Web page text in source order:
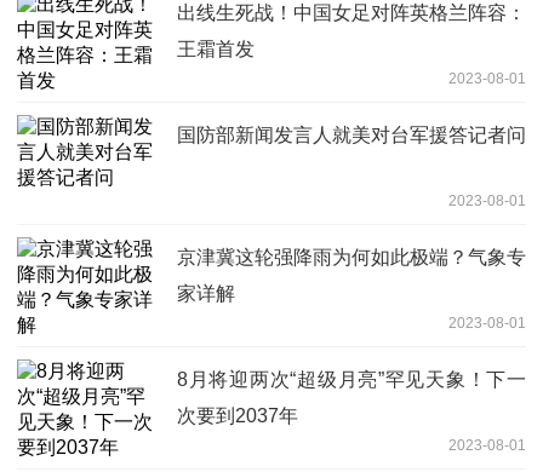
出线生死战！中国女足对阵英格兰阵容：
王霜首发
2023-08-01
国防部新闻发言人就美对台军援答记者问
2023-08-01
京津冀这轮强降雨为何如此极端？气象专
家详解
2023-08-01
8月将迎两次“超级月亮”罕见天象！下一
次要到2037年
2023-08-01